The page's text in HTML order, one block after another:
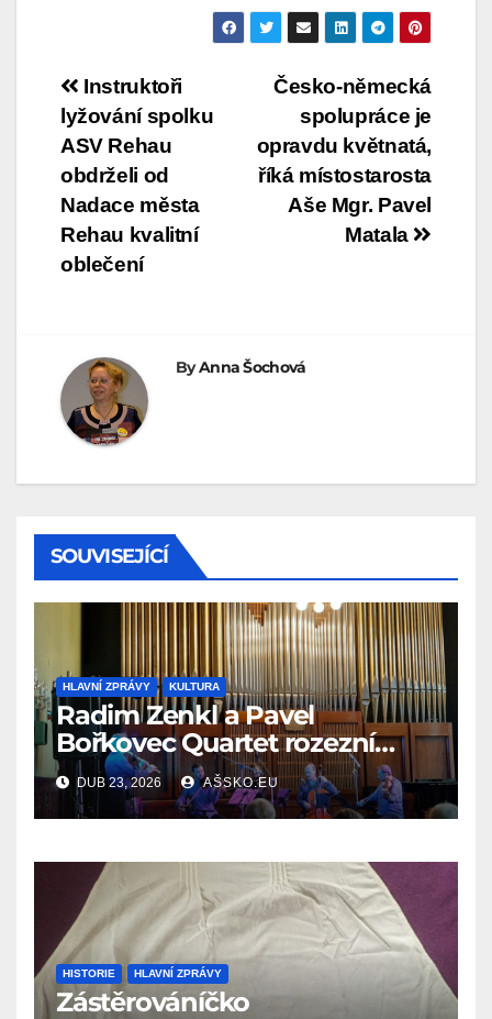
Navigace
pro
příspěvek
Česko-německá
spolupráce je
opravdu květnatá,
říká místostarosta
Aše Mgr. Pavel
Matala
Instruktoři
lyžování spolku
ASV Rehau
obdrželi od
Nadace města
Rehau kvalitní
oblečení
ByAnna Šochová
SOUVISEJÍCÍ
HLAVNÍ ZPRÁVY KULTURA
Radim Zenkl a Pavel
Bořkovec Quartet rozezní
Ašské jaro netradičním
spojením žánrů
DUB 23, 2026 AŠSKO.EU
HISTORIE HLAVNÍ ZPRÁVY
Zástěrováníčko